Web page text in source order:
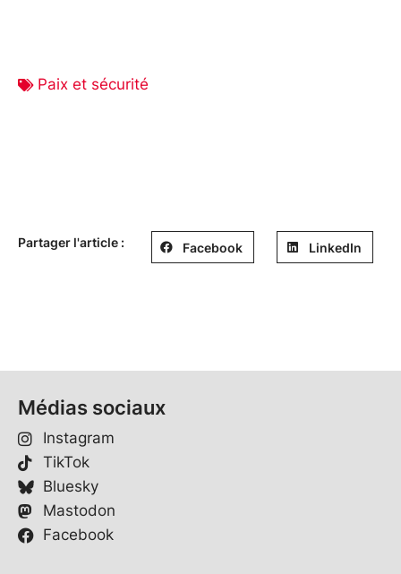
Paix et sécurité
Partager l'article : Facebook LinkedIn
Médias sociaux
Instagram
TikTok
Bluesky
Mastodon
Facebook